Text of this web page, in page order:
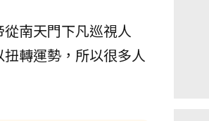
南天門下凡巡視人
轉運勢，所以很多人